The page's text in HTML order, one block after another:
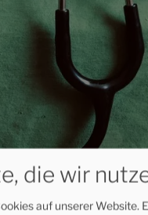
in Deutschland – die
die wir
auf unserer Website.